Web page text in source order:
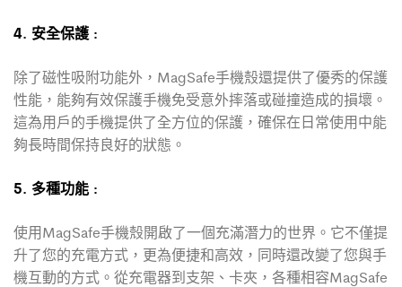
4. 安全保護 :
除了磁性吸附功能外，MagSafe手機殼還提供了優秀的保護
性能，能夠有效保護手機免受意外摔落或碰撞造成的損壞。
這為用戶的手機提供了全方位的保護，確保在日常使用中能
夠長時間保持良好的狀態。
5. 多種功能 :
使用MagSafe手機殼開啟了一個充滿潛力的世界。它不僅提
升了您的充電方式，更為便捷和高效，同時還改變了您與手
機互動的方式。從充電器到支架、卡夾，各種相容MagSafe